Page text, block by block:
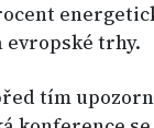
evropské trhy.
tím